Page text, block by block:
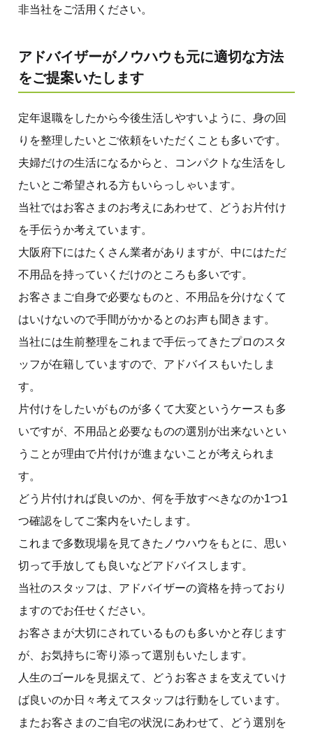
非当社をご活用ください。
アドバイザーがノウハウも元に適切な方法
をご提案いたします
定年退職をしたから今後生活しやすいように、身の回
りを整理したいとご依頼をいただくことも多いです。
夫婦だけの生活になるからと、コンパクトな生活をし
たいとご希望される方もいらっしゃいます。
当社ではお客さまのお考えにあわせて、どうお片付け
を手伝うか考えています。
大阪府下にはたくさん業者がありますが、中にはただ
不用品を持っていくだけのところも多いです。
お客さまご自身で必要なものと、不用品を分けなくて
はいけないので手間がかかるとのお声も聞きます。
当社には生前整理をこれまで手伝ってきたプロのスタ
ッフが在籍していますので、アドバイスもいたしま
す。
片付けをしたいがものが多くて大変というケースも多
いですが、不用品と必要なものの選別が出来ないとい
うことが理由で片付けが進まないことが考えられま
す。
どう片付ければ良いのか、何を手放すべきなのか1つ1
つ確認をしてご案内をいたします。
これまで多数現場を見てきたノウハウをもとに、思い
切って手放しても良いなどアドバイスします。
当社のスタッフは、アドバイザーの資格を持っており
ますのでお任せください。
お客さまが大切にされているものも多いかと存じます
が、お気持ちに寄り添って選別もいたします。
人生のゴールを見据えて、どうお客さまを支えていけ
ば良いのか日々考えてスタッフは行動をしています。
またお客さまのご自宅の状況にあわせて、どう選別を